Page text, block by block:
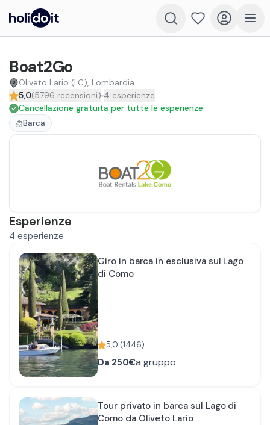
Boat2Go
Oliveto Lario (LC), Lombardia
5,0(5796 recensioni) 4 esperienze
Cancellazione gratuita per tutte le esperienze
Barca
Esperienze
4 esperienze
Giro in barca in esclusiva sul Lago
di Como
5,0 (1446)
Da 250€a gruppo
Tour privato in barca sul Lago di
Como da Oliveto Lario